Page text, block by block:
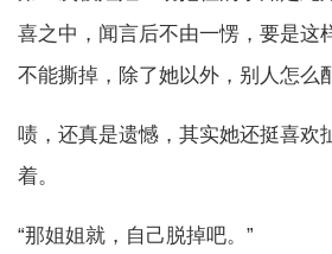
喜之中，闻言后不由一愣，要是这
不能撕掉，除了她以外，别人怎么
啧，还真是遗憾，其实她还挺喜欢
着。
“那姐姐就，自己脱掉吧。”